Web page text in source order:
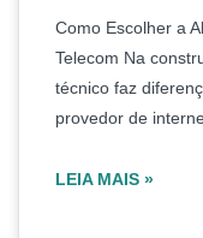
Como Escolher a
Telecom Na
técnico faz
provedor de
LEIA MAIS »